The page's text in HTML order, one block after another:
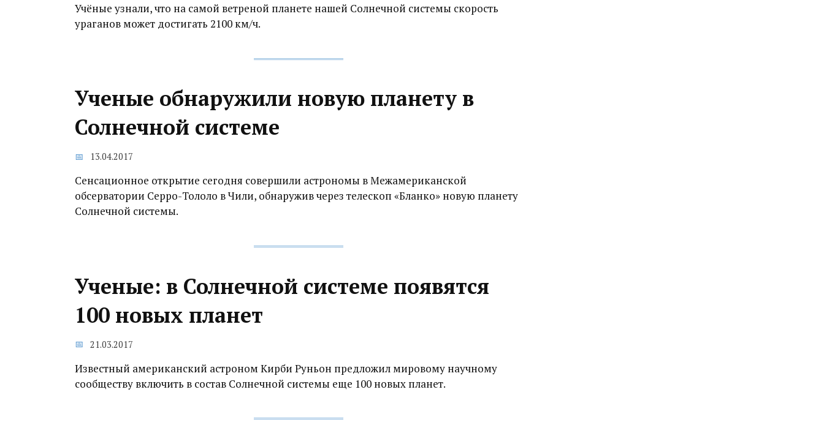
Учёные узнали, что на самой ветреной планете нашей Солнечной системы скорость
ураганов может достигать 2100 км/ч.
Ученые обнаружили новую планету в
Солнечной системе
13.04.2017
Сенсационное открытие сегодня совершили астрономы в Межамериканской
обсерватории Серро-Тололо в Чили, обнаружив через телескоп «Бланко» новую планету
Солнечной системы.
Ученые: в Солнечной системе появятся
100 новых планет
21.03.2017
Известный американский астроном Кирби Руньон предложил мировому научному
сообществу включить в состав Солнечной системы еще 100 новых планет.